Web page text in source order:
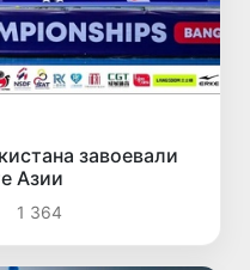
завоевали
Азии
1 364